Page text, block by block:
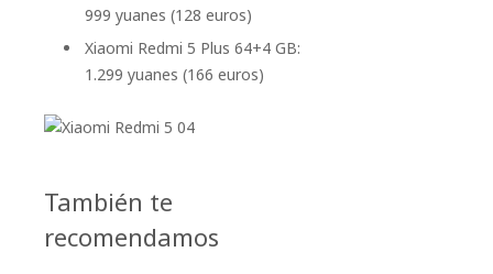
999 yuanes (128 euros)
Xiaomi Redmi 5 Plus 64+4 GB:
1.299 yuanes (166 euros)
También te
recomendamos